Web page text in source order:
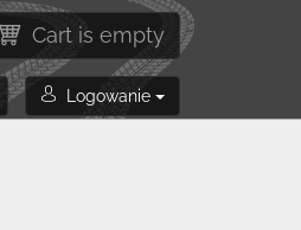
Cart is empty
Logowanie